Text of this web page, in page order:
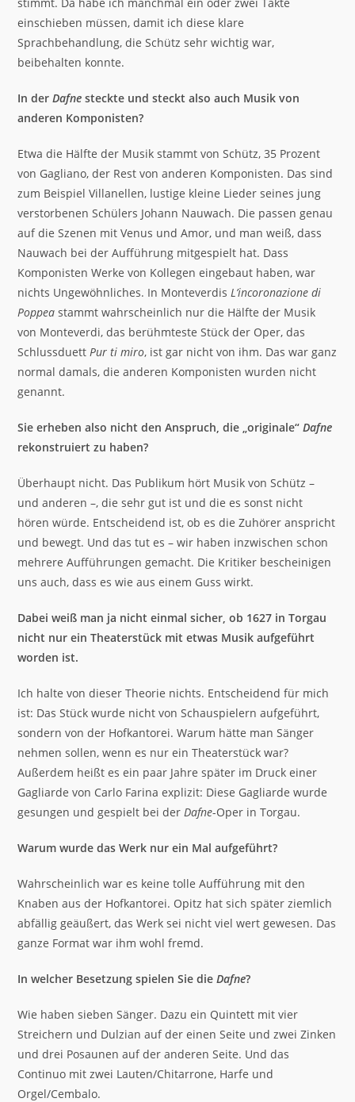
einschieben müssen, damit ich diese klare
Sprachbehandlung, die Schütz sehr wichtig war,
beibehalten konnte.
In derDafne steckte und steckt also auch Musik von
anderen Komponisten?
Etwa die Hälfte der Musik stammt von Schütz, 35 Prozent
von Gagliano, der Rest von anderen Komponisten. Das sind
zum Beispiel Villanellen, lustige kleine Lieder seines jung
verstorbenen Schülers Johann Nauwach. Die passen genau
auf die Szenen mit Venus und Amor, und man weiß, dass
Nauwach bei der Aufführung mitgespielt hat. Dass
Komponisten Werke von Kollegen eingebaut haben, war
nichts Ungewöhnliches. In MonteverdisL’incoronazione di
Poppeastammt wahrscheinlich nur die Hälfte der Musik
von Monteverdi, das berühmteste Stück der Oper, das
SchlussduettPur ti miro, ist gar nicht von ihm. Das war ganz
normal damals, die anderen Komponisten wurden nicht
genannt.
Sie erheben also nicht den Anspruch, die „originale“Dafne
rekonstruiert zu haben?
Überhaupt nicht. Das Publikum hört Musik von Schütz –
und anderen –, die sehr gut ist und die es sonst nicht
hören würde. Entscheidend ist, ob es die Zuhörer anspricht
und bewegt. Und das tut es – wir haben inzwischen schon
mehrere Aufführungen gemacht. Die Kritiker bescheinigen
uns auch, dass es wie aus einem Guss wirkt.
Dabei weiß man ja nicht einmal sicher, ob 1627 in Torgau
nicht nur ein Theaterstück mit etwas Musik aufgeführt
worden ist.
Ich halte von dieser Theorie nichts. Entscheidend für mich
ist: Das Stück wurde nicht von Schauspielern aufgeführt,
sondern von der Hofkantorei. Warum hätte man Sänger
nehmen sollen, wenn es nur ein Theaterstück war?
Außerdem heißt es ein paar Jahre später im Druck einer
Gagliarde von Carlo Farina explizit: Diese Gagliarde wurde
gesungen und gespielt bei derDafne-Oper in Torgau.
Warum wurde das Werk nur ein Mal aufgeführt?
Wahrscheinlich war es keine tolle Aufführung mit den
Knaben aus der Hofkantorei. Opitz hat sich später ziemlich
abfällig geäußert, das Werk sei nicht viel wert gewesen. Das
ganze Format war ihm wohl fremd.
In welcher Besetzung spielen Sie dieDafne?
Wie haben sieben Sänger. Dazu ein Quintett mit vier
Streichern und Dulzian auf der einen Seite und zwei Zinken
und drei Posaunen auf der anderen Seite. Und das
Continuo mit zwei Lauten/Chitarrone, Harfe und
Orgel/Cembalo.